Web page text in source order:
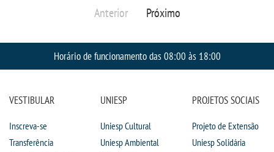
Anterior Próximo
Horário de funcionamento das 08:00 às 18:00
VESTIBULAR
Inscreva-se
Transferência
UNIESP
Uniesp Cultural
Uniesp Ambiental
PROJETOS SOCIAIS
Projeto de Extensão
Uniesp Solidária